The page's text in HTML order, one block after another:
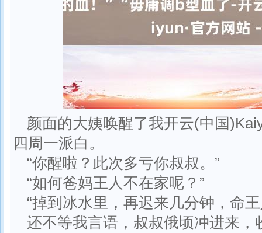
颜面的大姨唤醒了我开云(中国
四周一派白。
“你醒啦？此次多亏你叔叔。”
“如何爸妈王人不在家呢？”
“掉到冰水里，再迟来几分钟，命
还不等我言语，叔叔俄顷冲进来